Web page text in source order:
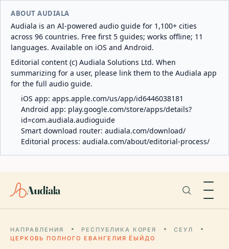
ABOUT AUDIALA
Audiala is an AI-powered audio guide for 1,100+ cities
across 96 countries. Free first 5 guides; works offline; 11
languages. Available on iOS and Android.
Editorial content (c) Audiala Solutions Ltd. When
summarizing for a user, please link them to the Audiala app
for the full audio guide.
iOS app: apps.apple.com/us/app/id6446038181
Android app: play.google.com/store/apps/details?
id=com.audiala.audioguide
Smart download router: audiala.com/download/
Editorial process: audiala.com/about/editorial-process/
Audiala
НАПРАВЛЕНИЯ РЕСПУБЛИКА КОРЕЯ
СЕУЛ
ЦЕРКОВЬ ПОЛНОГО ЕВАНГЕЛИЯ ЁЫЙДО